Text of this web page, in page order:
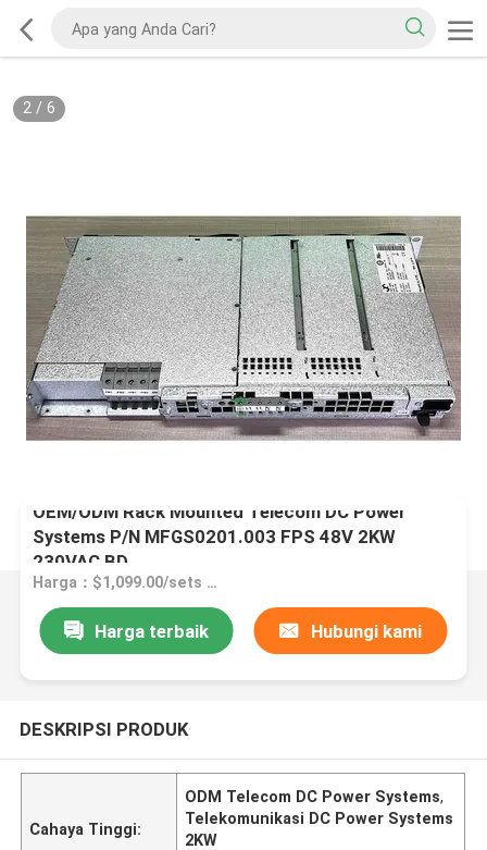
2/ 6
OEM/ODM Rack Mounted Telecom DC Power
Systems P/N MFGS0201.003 FPS 48V 2KW
230VAC BD
Harga：$1,099.00/sets 1-9 sets
Harga terbaik Hubungi kami
DESKRIPSI PRODUK
Cahaya Tinggi:
ODM Telecom DC Power Systems,
Telekomunikasi DC Power Systems
2KW